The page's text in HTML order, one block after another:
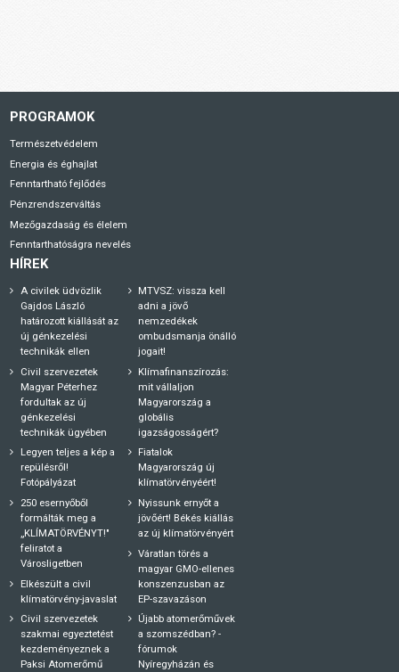
PROGRAMOK
Természetvédelem
Energia és éghajlat
Fenntartható fejlődés
Pénzrendszerváltás
Mezőgazdaság és élelem
Fenntarthatóságra nevelés
HÍREK
A civilek üdvözlik
Gajdos László
határozott kiállását az
új génkezelési
technikák ellen
Civil szervezetek
Magyar Péterhez
fordultak az új
génkezelési
technikák ügyében
Legyen teljes a kép a
repülésről!
Fotópályázat
250 esernyőből
formálták meg a
„KLÍMATÖRVÉNYT!"
feliratot a
Városligetben
Elkészült a civil
klímatörvény-javaslat
Civil szervezetek
szakmai egyeztetést
kezdeményeznek a
Paksi Atomerőmű
MTVSZ: vissza kell
adni a jövő
nemzedékek
ombudsmanja önálló
jogait!
Klímafinanszírozás:
mit vállaljon
Magyarország a
globális
igazságosságért?
Fiatalok
Magyarország új
klímatörvényéért!
Nyissunk ernyőt a
jövőért! Békés kiállás
az új klímatörvényért
Váratlan törés a
magyar GMO-ellenes
konszenzusban az
EP-szavazáson
Újabb atomerőművek
a szomszédban? -
fórumok
Nyíregyházán és